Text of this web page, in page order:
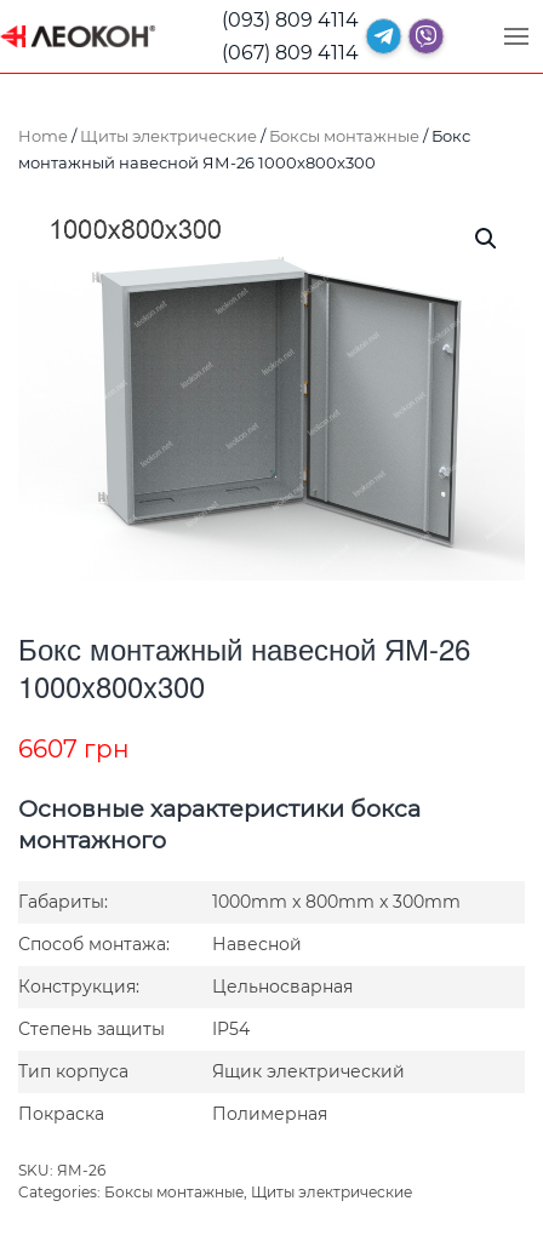
(093) 809 4114
(067) 809 4114
Home/Щиты электрические/Боксы монтажные/ Бокс
монтажный навесной ЯМ-26 1000x800x300
Бокс монтажный навесной ЯМ-26
1000x800x300
6607 грн
Основные характеристики бокса
монтажного
Габариты:
1000mm x 800mm x 300mm
Способ монтажа:
Навесной
Конструкция:
Цельносварная
Степень защиты
IP54
Тип корпуса
Ящик электрический
Покраска
Полимерная
SKU: ЯМ-26
Categories: Боксы монтажные Щиты электрические